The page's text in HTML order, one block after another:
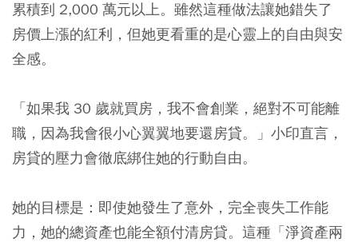
累積到 2,000 萬元以上。雖然這種做法讓她錯失了
房價上漲的紅利，但她更看重的是心靈上的自由與安
全感。
「如果我 30 歲就買房，我不會創業，絕對不可能離
職，因為我會很小心翼翼地要還房貸。」小印直言，
房貸的壓力會徹底綁住她的行動自由。
她的目標是：即使她發生了意外，完全喪失工作能
力，她的總資產也能全額付清房貸。這種「淨資產兩